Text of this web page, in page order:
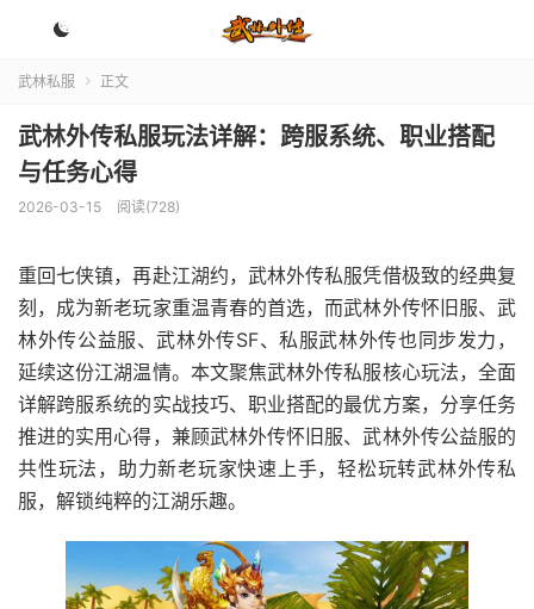

武林私服  正文
武林外传私服玩法详解：跨服系统、职业搭配
与任务心得
2026-03-15 阅读(728)
重回七侠镇，再赴江湖约，武林外传私服凭借极致的经典复
刻，成为新老玩家重温青春的首选，而武林外传怀旧服、武
林外传公益服、武林外传SF、私服武林外传也同步发力，
延续这份江湖温情。本文聚焦武林外传私服核心玩法，全面
详解跨服系统的实战技巧、职业搭配的最优方案，分享任务
推进的实用心得，兼顾武林外传怀旧服、武林外传公益服的
共性玩法，助力新老玩家快速上手，轻松玩转武林外传私
服，解锁纯粹的江湖乐趣。